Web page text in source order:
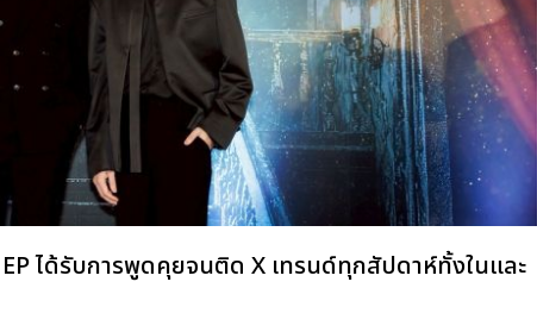
ได้รับการพูดคุยจนติด X เทรนด์ทุกสัปดาห์ทั้งในและ